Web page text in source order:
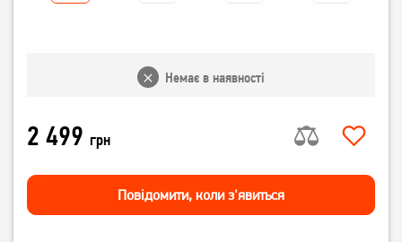
Немає в наявності
2 499 грн
Повiдомити, коли з'явиться